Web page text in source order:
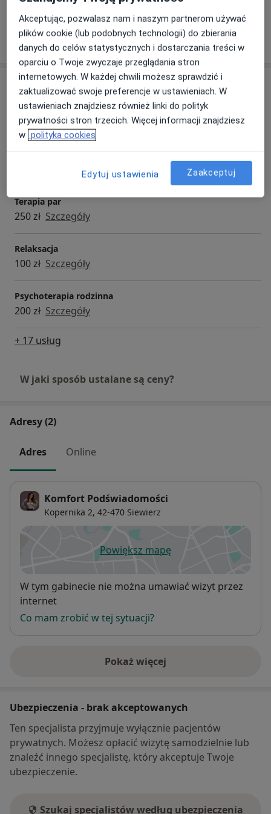
Pokaż więcejo doświadczeniu
Usługi i ceny
Konsultacja psychologiczna
200 zł Szczegóły
Szczegóły
Terapia par
250 zł Szczegóły
Relaksacja
100 zł Szczegóły
Psychoterapia rodzinna
200 zł Szczegóły
+ 17 usług
W jaki sposób ustalane są ceny?
Adresy (2)
Adres Online
Komfort Podświadomości
Kopernika 2, 42-470 Siewierz
Powiększ mapęotwiera się w nowej karcie
Dostępność
W tym gabinecie nie można umawiać wizyt przez
internet
Co mam zrobić w tej sytuacji?
Pokaż więcej
o adresie
Ubezpieczenia - brak akceptowanych
Ten specjalista przyjmuje wyłącznie pacjentów
prywatnych. Możesz opłacić wizytę samodzielnie lub
znaleźć innego specjalistę, który akceptuje Twoje
ubezpieczenie.
Szukaj specjalistów według ubezpieczenia
Akceptując, pozwalasz nam i naszym partnerom używać
plików cookie (lub podobnych technologii) do zbierania
danych do celów statystycznych i dostarczania treści w
oparciu o Twoje zwyczaje przeglądania stron
internetowych. W każdej chwili możesz sprawdzić i
zaktualizować swoje preferencje w ustawieniach. W
ustawieniach znajdziesz również linki do polityk
prywatności stron trzecich. Więcej informacji znajdziesz
w polityka cookies
Edytuj ustawienia Zaakceptuj